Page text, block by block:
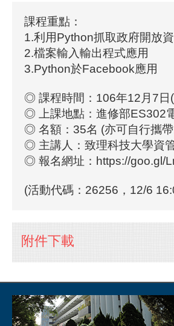
課程重點：
1.利用Python抓取政府開放
2.檔案輸入輸出程式應用
3.Python於Facebook應用
◎ 課程時間：106年12月7日
◎ 上課地點：進修部ES302
◎ 名額：35名 (亦可自行攜
◎ 主講人：致理科技大學資
◎ 報名網址：https://goo.gl/
(活動代碼：26256，12/6
附件下載